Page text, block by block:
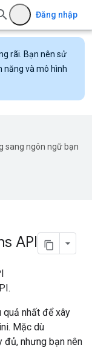
Đăng nhập
rãi. Bạn nên sử
năng và mô hình
sang ngôn ngữ bạn
API
quả nhất để xây
Mặc dù
nhưng bạn nên